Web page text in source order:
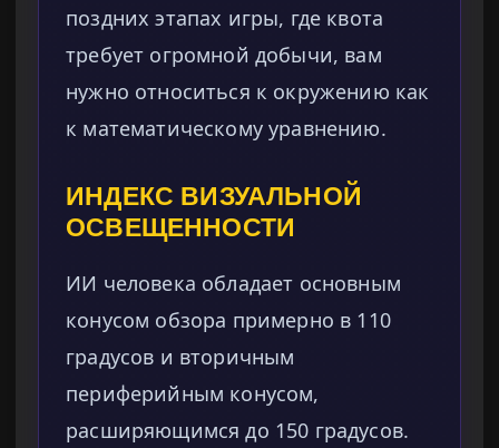
поздних этапах игры, где квота
требует огромной добычи, вам
нужно относиться к окружению как
к математическому уравнению.
ИНДЕКС ВИЗУАЛЬНОЙ
ОСВЕЩЕННОСТИ
ИИ человека обладает основным
конусом обзора примерно в 110
градусов и вторичным
периферийным конусом,
расширяющимся до 150 градусов.